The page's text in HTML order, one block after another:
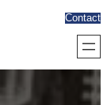
Contact